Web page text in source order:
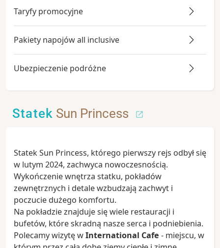
Taryfy promocyjne
Pakiety napojów all inclusive
Ubezpieczenie podróżne
Statek Sun Princess
Statek Sun Princess, którego pierwszy rejs odbył się
w lutym 2024, zachwyca nowoczesnością.
Wykończenie wnętrza statku, pokładów
zewnętrznych i detale wzbudzają zachwyt i
poczucie dużego komfortu.
Na pokładzie znajduje się wiele restauracji i
bufetów, które skradną nasze serca i podniebienia.
Polecamy wizytę wInternational Cafe - miejscu, w